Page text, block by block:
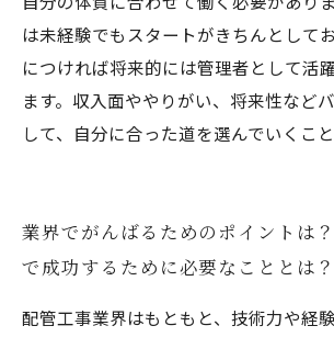
は未経験でもスタートがきちんとして
につければ将来的には管理者として活
ます。収入面ややりがい、将来性など
して、自分に合った道を選んでいくこと
業界でがんばるためのポイントは
で成功するために必要なこととは？
配管工事業界はもともと、技術力や経